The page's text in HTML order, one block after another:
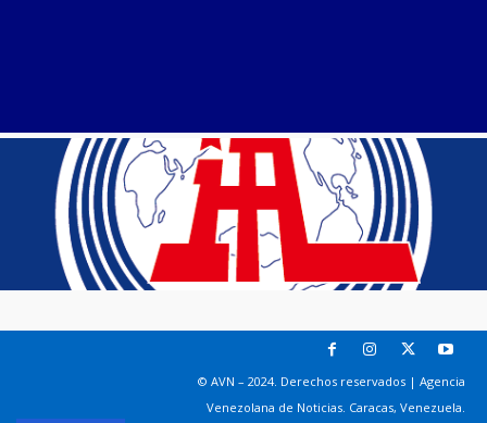
© AVN – 2024. Derechos reservados | Agencia
Venezolana de Noticias. Caracas, Venezuela.